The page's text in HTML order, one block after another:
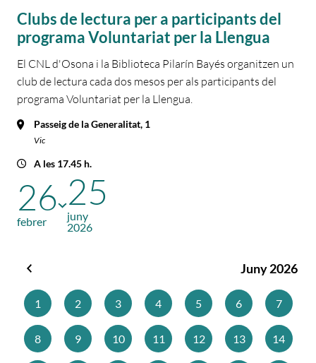
Clubs de lectura per a participants del
programa Voluntariat per la Llengua
El CNL d'Osona i la Biblioteca Pilarín Bayés organitzen un
club de lectura cada dos mesos per als participants del
programa Voluntariat per la Llengua.
Passeig de la Generalitat, 1
Vic
A les 17.45 h.
26
febrer
25
juny
2026
Juny 2026
1 2 3 4 5 6 7
8 9 10 11 12 13 14